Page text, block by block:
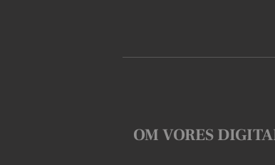
OM VORES